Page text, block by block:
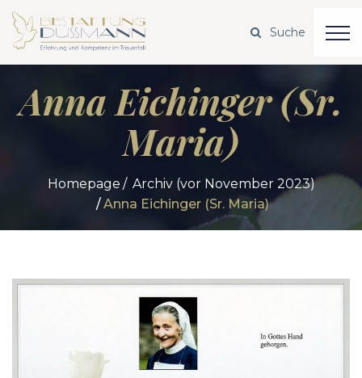
Anna Eichinger (Sr.
Maria)
Homepage
Archiv (vor November 2023)
Anna Eichinger (Sr. Maria)